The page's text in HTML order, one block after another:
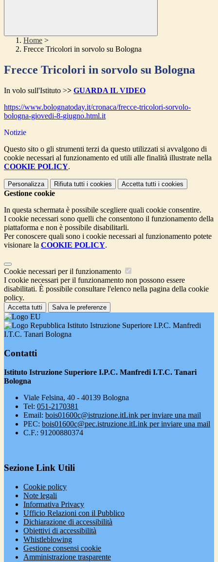
Home >
Frecce Tricolori in sorvolo su Bologna
Frecce Tricolori in sorvolo su Bologna
In volo sull'Istituto >> GUARDA IL VIDEO
https://www.bolognatoday.it/cronaca/frecce-tricolori-sorvolo-
bologna-giovedi-8-giugno.html.it
Notizie
Questo sito o gli strumenti terzi da questo utilizzati si avvalgono di
cookie necessari al funzionamento ed utili alle finalità illustrate nella
COOKIE POLICY.
Personalizza Rifiuta tutti i cookies Accetta tutti i cookies
Gestione cookie
In questa schermata è possibile scegliere quali cookie consentire.
I cookie necessari sono quelli che consentono il funzionamento della
piattaforma e non è possibile disabilitarli.
Per conoscere quali sono i cookie necessari al funzionamento potete
visionare la COOKIE POLICY.
Cookie necessari per il funzionamento
I cookie necessari per il funzionamento non possono essere
disabilitati. È possibile consultare l'elenco nella pagina della cookie
policy.
Accetta tutti Salva le preferenze
Istituto Istruzione Superiore I.P.C. Manfredi
I.T.C. Tanari Bologna
Contatti
Istituto Istruzione Superiore I.P.C. Manfredi I.T.C. Tanari
Bologna
Viale Felsina, 40 - 40139 Bologna
Tel: 051-2170381
Email: bois01600c@istruzione.itLink per inviare una mail
PEC: bois01600c@pec.istruzione.itLink per inviare una mail
C.F.: 91200880374
Sezione Link Utili
Cookie policy
Note legali
Informativa Privacy
Ufficio Relazioni con il Pubblico
Dichiarazione di accessibilità
Obiettivi di accessibilità
Whistleblowing
Gestione consensi cookie
Amministrazione trasparente